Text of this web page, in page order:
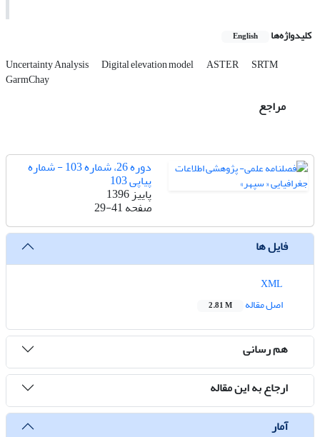
کلیدواژه‌ها English
Uncertainty Analysis Digital elevation model ASTER SRTM
GarmChay
مراجع
دوره 26، شماره 103 - شماره
پیاپی 103
پاییز 1396
صفحه29-41
فایل ها
اصل مقاله
2.81 M
هم رسانی
ارجاع به این مقاله
آمار